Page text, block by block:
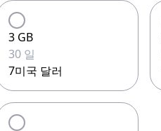
3 GB
30 일
7미국 달러